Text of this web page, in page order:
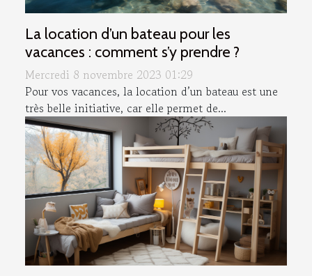
La location d’un bateau pour les
vacances : comment s’y prendre ?
Mercredi 8 novembre 2023 01:29
Pour vos vacances, la location d’un bateau est une
très belle initiative, car elle permet de...